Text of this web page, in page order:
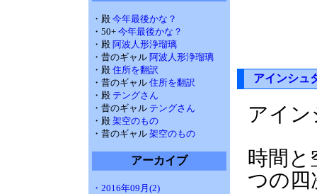
・殿 今年最後かな？
・50+ 今年最後かな？
・殿 阿波人形浄瑠璃
・昔のギャル 阿波人形浄瑠璃
・殿 住所を翻訳
・昔のギャル 住所を翻訳
・殿 テングさん
・昔のギャル テングさん
・殿 架空のもの
・昔のギャル 架空のもの
アーカイブ
・2016年09月(2)
アインシュ
アイ
時間と
つの四